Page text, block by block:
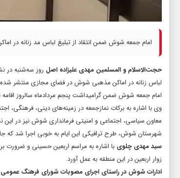
امام جمعه شوش ضمن انتقاد از تبلیغ لباس مد زنانه در
حجت‌الاسلام و المسلمین مهدی علیزاده اصل روز سه‌شنبه در
لباس زنانه در اماکن مذهبی شوش در فضای مجازی منتشر
امام جمعه شوش ضمن گرامیداشت پنجم مردادماه سالروز اقامه
وی با اشاره به برکات نمازجمعه در زمینه‌های دینی، فرهنگی،
معاون سیاسی، اجتماعی و امنیتی فرمانداری شوش نیز در
شهرستان شوش، طرح ترافیکی این ایام به خوبی اجرا شد که جا
سید مهدی چلوی با اشاره به مراسم اربعین حسینی و ضرورت
زوار اربعین در این منطقه به عمل آورد.
ادارات شوش در راستای اجرای مصوبات شورای فرهنگ عمومی